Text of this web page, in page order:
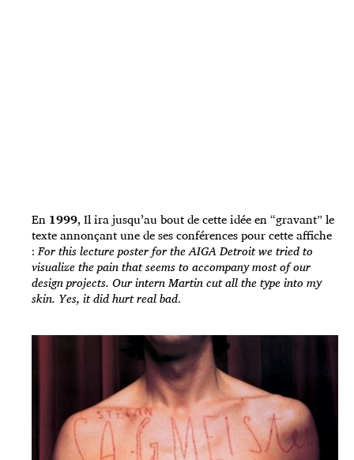
En 1999, Il ira jusqu’au bout de cette idée en “gravant” le
texte annonçant une de ses conférences pour cette affiche
:For this lecture poster for the AIGA Detroit we tried to
visualize the pain that seems to accompany most of our
design projects. Our intern Martin cut all the type into my
skin. Yes, it did hurt real bad.